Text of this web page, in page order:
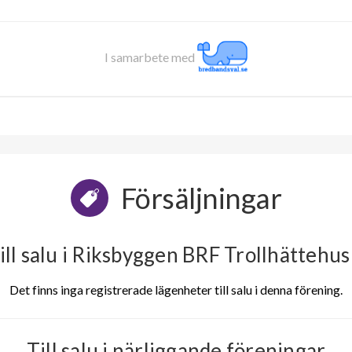
I samarbete med
Försäljningar
salu i Riksbyggen BRF
Det finns inga registrerade lägenheter till salu i denna förening.